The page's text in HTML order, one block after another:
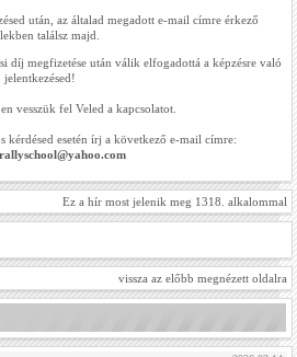
után, az általad megadott e-mail címre érkező
találsz majd.
díj megfizetése után válik elfogadottá a képzésre való
jelentkezésed!
vesszük fel Veled a kapcsolatot.
kérdésed esetén írj a következő e-mail címre:
Ez a hír most jelenik meg 1318. alkalommal
vissza az előbb megnézett oldalra